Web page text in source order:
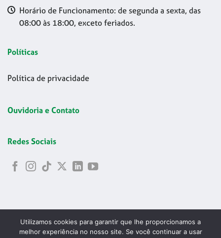
Horário de Funcionamento: de segunda a sexta, das
08:00 às 18:00, exceto feriados.
Políticas
Política de privacidade
Ouvidoria e Contato
Redes Sociais
Utilizamos cookies para garantir que lhe proporcionamos a
melhor experiência no nosso site. Se você continuar a usar